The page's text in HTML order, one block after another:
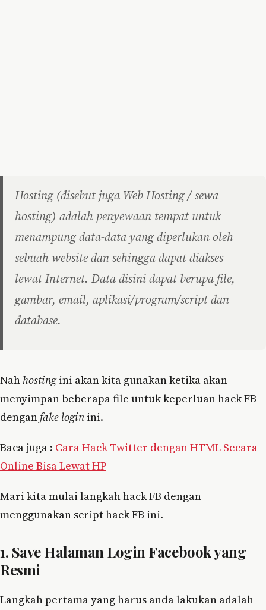
Hosting (disebut juga Web Hosting / sewa
hosting) adalah penyewaan tempat untuk
menampung data-data yang diperlukan oleh
sebuah website dan sehingga dapat diakses
lewat Internet. Data disini dapat berupa file,
gambar, email, aplikasi/program/script dan
database.
Nah hostingini akan kita gunakan ketika akan
menyimpan beberapa file untuk keperluan hack FB
denganfake login ini.
Baca juga : Cara Hack Twitter dengan HTML Secara
Online Bisa Lewat HP
Mari kita mulai langkah hack FB dengan
menggunakan script hack FB ini.
1. Save Halaman Login Facebook yang
Resmi
Langkah pertama yang harus anda lakukan adalah